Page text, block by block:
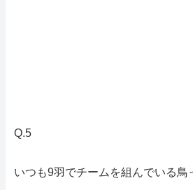
Q.5
いつも9羽でチームを組んでいる鳥